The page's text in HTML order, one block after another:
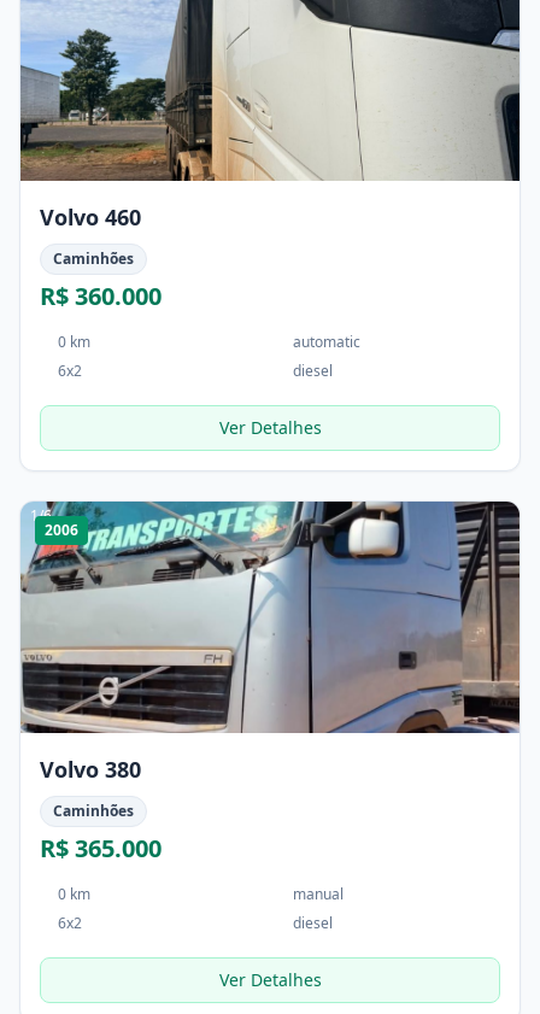
Volvo 460
Caminhões
R$ 360.000
0 km
automatic
6x2
diesel
Ver Detalhes
1/6
2006
Volvo 380
Caminhões
R$ 365.000
0 km
manual
6x2
diesel
Ver Detalhes